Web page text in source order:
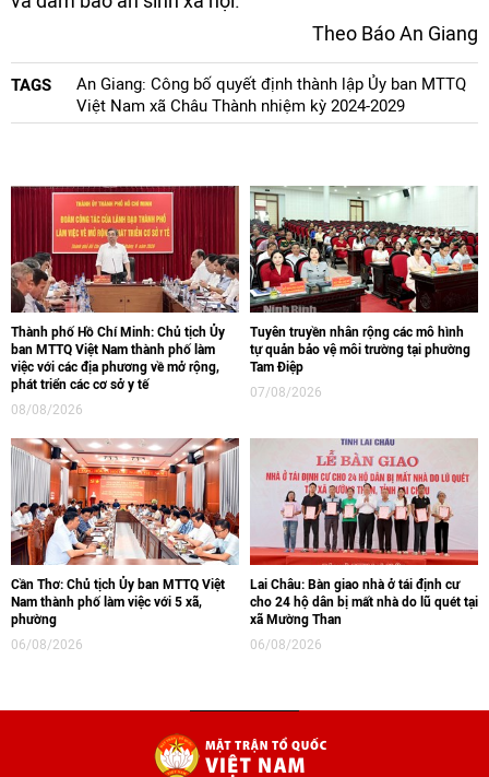
Theo Báo An Giang
TAGS
An Giang: Công bố quyết định thành lập Ủy ban MTTQ
Việt Nam xã Châu Thành nhiệm kỳ 2024-2029
Thành phố Hồ Chí Minh: Chủ tịch Ủy
ban MTTQ Việt Nam thành phố làm
việc với các địa phương về mở rộng,
phát triển các cơ sở y tế
08/08/2026
Tuyên truyền nhân rộng các mô hình
tự quản bảo vệ môi trường tại phường
Tam Điệp
07/08/2026
Cần Thơ: Chủ tịch Ủy ban MTTQ Việt
Nam thành phố làm việc với 5 xã,
phường
06/08/2026
Lai Châu: Bàn giao nhà ở tái định cư
cho 24 hộ dân bị mất nhà do lũ quét tại
xã Mường Than
06/08/2026